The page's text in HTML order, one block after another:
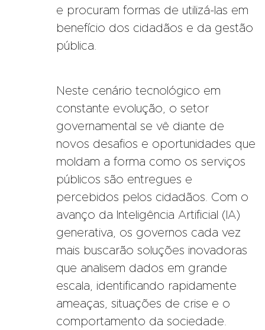
e procuram formas de utilizá-las em
benefício dos cidadãos e da gestão
pública.
Neste cenário tecnológico em
constante evolução, o setor
governamental se vê diante de
novos desafios e oportunidades que
moldam a forma como os serviços
públicos são entregues e
percebidos pelos cidadãos. Com o
avanço da Inteligência Artificial (IA)
generativa, os governos cada vez
mais buscarão soluções inovadoras
que analisem dados em grande
escala, identificando rapidamente
ameaças, situações de crise e o
comportamento da sociedade.